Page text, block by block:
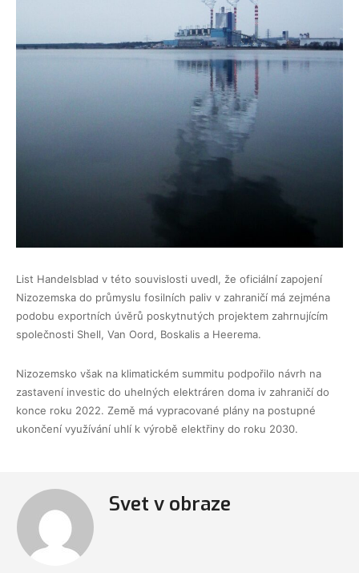
List Handelsblad v této souvislosti uvedl, že oficiální zapojení
Nizozemska do průmyslu fosilních paliv v zahraničí má zejména
podobu exportních úvěrů poskytnutých projektem zahrnujícím
společnosti Shell, Van Oord, Boskalis a Heerema.
Nizozemsko však na klimatickém summitu podpořilo návrh na
zastavení investic do uhelných elektráren doma iv zahraničí do
konce roku 2022. Země má vypracované plány na postupné
ukončení využívání uhlí k výrobě elektřiny do roku 2030.
Svet v obraze